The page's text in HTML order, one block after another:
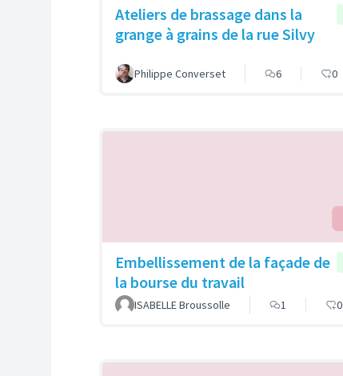
Ateliers de brassage dans la
grange à grains de la rue Silvy
Philippe Converset 6 0
Embellissement de la façade de
la bourse du travail
ISABELLE Broussolle 1 0